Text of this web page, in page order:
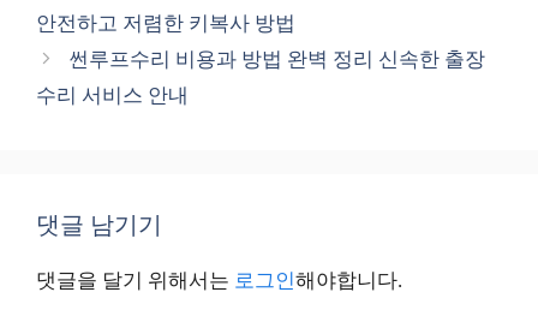
리
안전하고 저렴한 키복사 방법
썬루프수리 비용과 방법 완벽 정리 신속한 출장
수리 서비스 안내
댓글 남기기
댓글을 달기 위해서는 로그인해야합니다.